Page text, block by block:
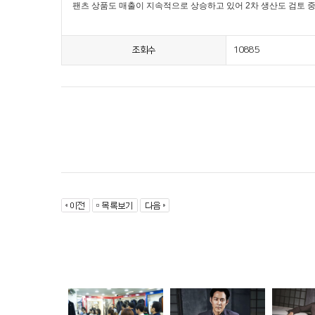
팬츠 상품도 매출이 지속적으로 상승하고 있어 2차 생산도 검토
조회수 10885